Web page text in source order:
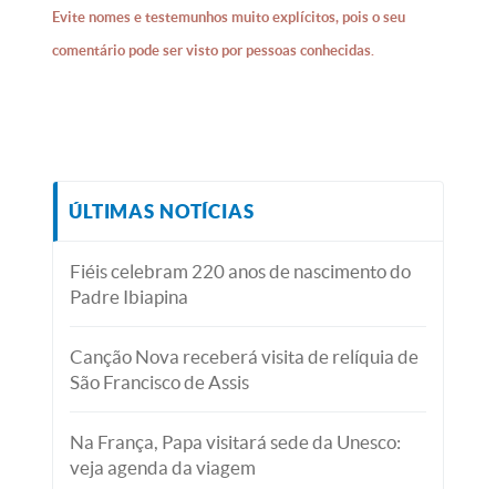
Evite nomes e testemunhos muito explícitos, pois o seu
comentário pode ser visto por pessoas conhecidas.
ÚLTIMAS NOTÍCIAS
Fiéis celebram 220 anos de nascimento do
Padre Ibiapina
Canção Nova receberá visita de relíquia de
São Francisco de Assis
Na França, Papa visitará sede da Unesco:
veja agenda da viagem